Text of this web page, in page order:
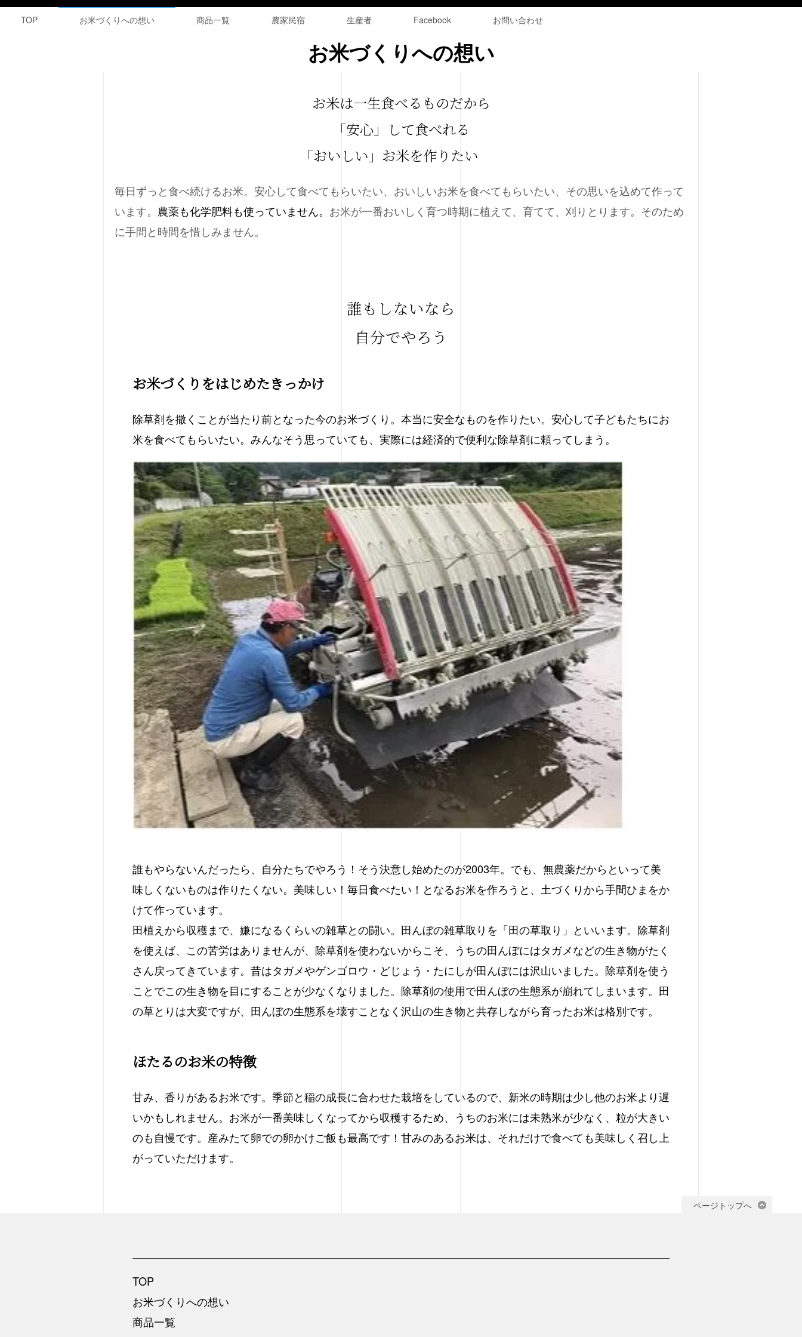
TOP お米づくりへの想い 商品一覧 農家民宿 生産者 Facebook お問い合わせ
お米づくりへの想い
お米は一生食べるものだから
「安心」して食べれる
「おいしい」お米を作りたい
毎日ずっと食べ続けるお米。安心して食べてもらいたい、おいしいお米を食べてもらいたい、その思いを込めて作って
います。 農薬も化学肥料も使っていません。 お米が一番おいしく育つ時期に植えて、育てて、刈りとります。そのため
に手間と時間を惜しみません。
誰もしないなら
自分でやろう
お米づくりをはじめたきっかけ
除草剤を撒くことが当たり前となった今のお米づくり。本当に安全なものを作りたい。安心して子どもたちにお
米を食べてもらいたい。みんなそう思っていても、実際には経済的で便利な除草剤に頼ってしまう。
誰もやらないんだったら、自分たちでやろう！そう決意し始めたのが2003年。でも、無農薬だからといって美
味しくないものは作りたくない。美味しい！毎日食べたい！となるお米を作ろうと、土づくりから手間ひまをか
けて作っています。
田植えから収穫まで、嫌になるくらいの雑草との闘い。田んぼの雑草取りを「田の草取り」といいます。除草剤
を使えば、この苦労はありませんが、除草剤を使わないからこそ、うちの田んぼにはタガメなどの生き物がたく
さん戻ってきています。昔はタガメやゲンゴロウ・どじょう・たにしが田んぼには沢山いました。除草剤を使う
ことでこの生き物を目にすることが少なくなりました。除草剤の使用で田んぼの生態系が崩れてしまいます。田
の草とりは大変ですが、田んぼの生態系を壊すことなく沢山の生き物と共存しながら育ったお米は格別です。
ほたるのお米の特徴
甘み、香りがあるお米です。季節と稲の成長に合わせた栽培をしているので、新米の時期は少し他のお米より遅
いかもしれません。お米が一番美味しくなってから収穫するため、うちのお米には未熟米が少なく、粒が大きい
のも自慢です。産みたて卵での卵かけご飯も最高です！甘みのあるお米は、それだけで食べても美味しく召し上
がっていただけます。
ページトップへ
TOP
お米づくりへの想い
商品一覧